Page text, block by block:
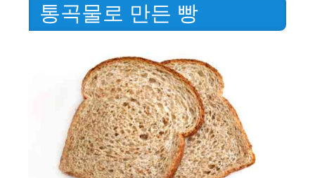
통곡물로 만든 빵